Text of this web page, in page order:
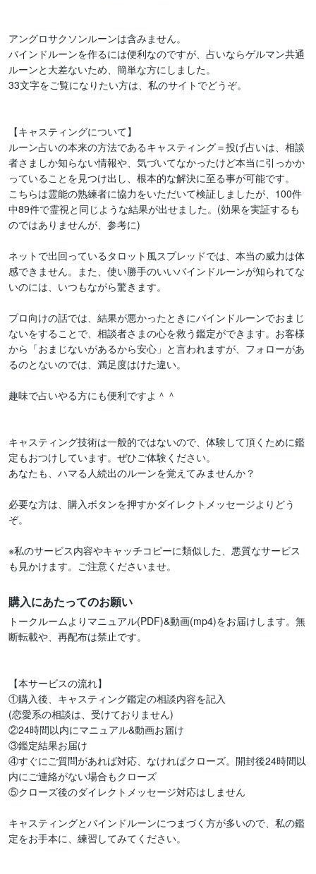
アングロサクソンルーンは含みません。
バインドルーンを作るには便利なのですが、占いならゲルマン共通
ルーンと大差ないため、簡単な方にしました。
33文字をご覧になりたい方は、私のサイトでどうぞ。
【キャスティングについて】
ルーン占いの本来の方法であるキャスティング＝投げ占いは、相談
者さましか知らない情報や、気づいてなかったけど本当に引っかか
っていることを見つけ出し、根本的な解決に至る事が可能です。
こちらは霊能の熟練者に協力をいただいて検証しましたが、100件
中89件で霊視と同じような結果が出せました。(効果を実証するも
のではありませんが、参考に)
ネットで出回っているタロット風スプレッドでは、本当の威力は体
感できません。また、使い勝手のいいバインドルーンが知られてな
いのには、いつもながら驚きます。
プロ向けの話では、結果が悪かったときにバインドルーンでおまじ
ないをすることで、相談者さまの心を救う鑑定ができます。お客様
から「おまじないがあるから安心」と言われますが、フォローがあ
るのとないのでは、満足度はけた違い。
趣味で占いやる方にも便利ですよ＾＾
キャスティング技術は一般的ではないので、体験して頂くために鑑
定もおつけしています。ぜひご体験ください。
あなたも、ハマる人続出のルーンを覚えてみませんか？
必要な方は、購入ボタンを押すかダイレクトメッセージよりどう
ぞ。
※私のサービス内容やキャッチコピーに類似した、悪質なサービス
も見かけます。ご注意くださいませ。
購入にあたってのお願い
トークルームよりマニュアル(PDF)&動画(mp4)をお届けします。無
断転載や、再配布は禁止です。
【本サービスの流れ】
①購入後、キャスティング鑑定の相談内容を記入
(恋愛系の相談は、受けておりません)
②24時間以内にマニュアル&動画お届け
③鑑定結果お届け
④すぐにご質問があれば対応、なければクローズ。開封後24時間以
内にご連絡がない場合もクローズ
⑤クローズ後のダイレクトメッセージ対応はしません
キャスティングとバインドルーンにつまづく方が多いので、私の鑑
定をお手本に、練習してみてください。